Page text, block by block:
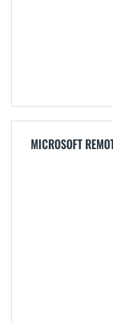
MICROSOFT